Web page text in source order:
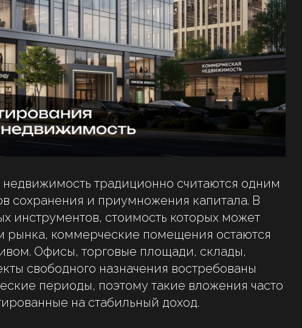
традиционно считаются одним
сохранения и приумножения капитала. В
инструментов, стоимость которых может
рынка, коммерческие помещения остаются
Офисы, торговые площади, склады,
свободного назначения востребованы
периоды, поэтому такие вложения часто
на стабильный доход.